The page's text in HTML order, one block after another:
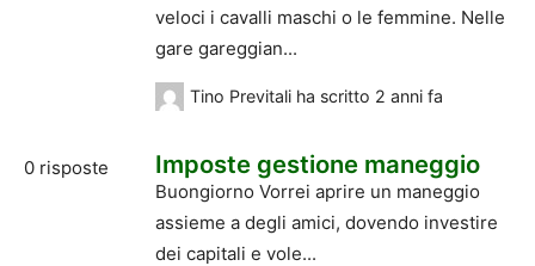
veloci i cavalli maschi o le femmine. Nelle
gare gareggian...
Tino Previtaliha scritto 2 anni fa
0 risposte Imposte gestione maneggio
Buongiorno Vorrei aprire un maneggio
assieme a degli amici, dovendo investire
dei capitali e vole...